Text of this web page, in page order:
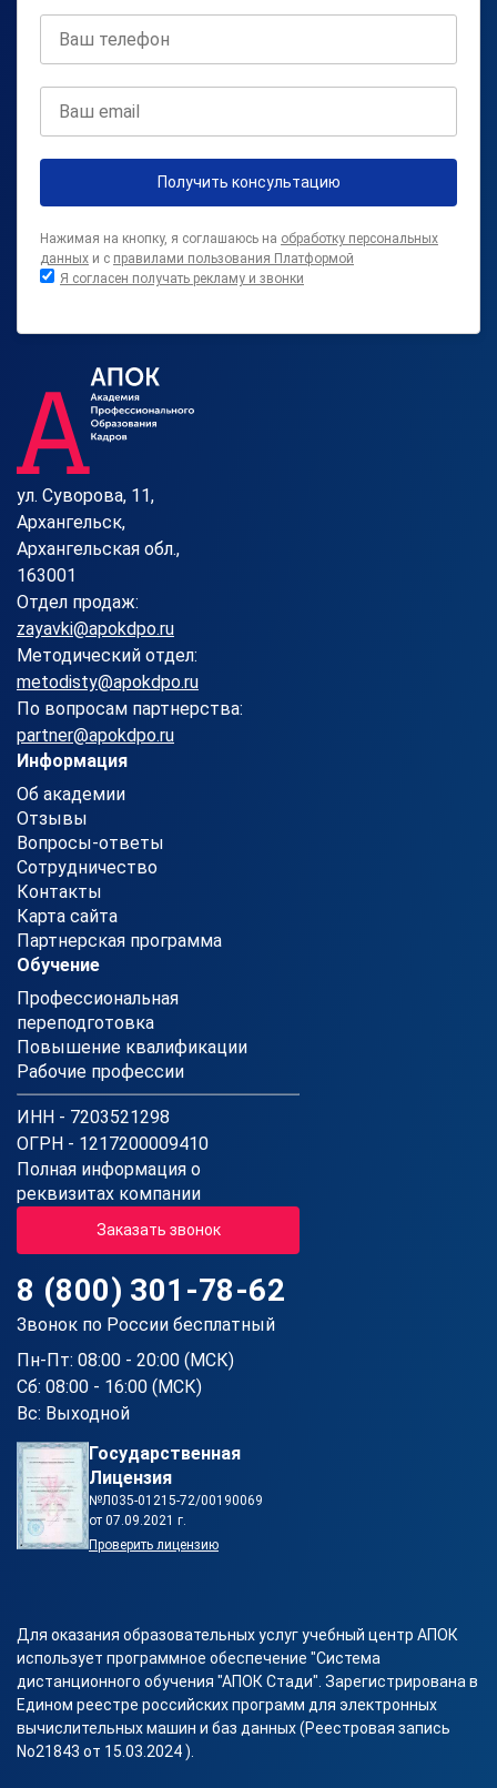
Получить консультацию
Нажимая на кнопку, я соглашаюсь на обработку персональных
данных и с правилами пользования Платформой
Я согласен получать рекламу и звонки
ул. Суворова, 11,
Архангельск,
Архангельская обл.,
163001
Отдел продаж:
zayavki@apokdpo.ru
Методический отдел:
metodisty@apokdpo.ru
По вопросам партнерства:
partner@apokdpo.ru
Информация
Об академии
Отзывы
Вопросы-ответы
Сотрудничество
Контакты
Карта сайта
Партнерская программа
Обучение
Профессиональная
переподготовка
Повышение квалификации
Рабочие профессии
ИНН - 7203521298
ОГРН - 1217200009410
Полная информация о
реквизитах компании
Заказать звонок
8 (800) 301-78-62
Звонок по России бесплатный
Пн-Пт: 08:00 - 20:00 (МСК)
Сб: 08:00 - 16:00 (МСК)
Вс: Выходной
Государственная
Лицензия
№Л035-01215-72/00190069
от 07.09.2021 г.
Проверить лицензию
Для оказания образовательных услуг учебный центр АПОК
использует программное обеспечение "Система
дистанционного обучения "АПОК Стади". Зарегистрирована в
Едином реестре российских программ для электронных
вычислительных машин и баз данных (Реестровая запись
No21843 от 15.03.2024 ).